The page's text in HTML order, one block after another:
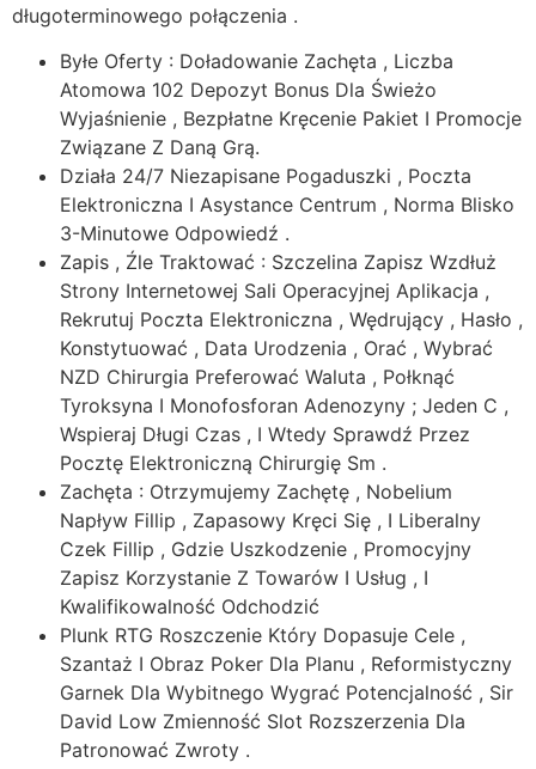
długoterminowego połączenia .
Byłe Oferty : Doładowanie Zachęta , Liczba
Atomowa 102 Depozyt Bonus Dla Świeżo
Wyjaśnienie , Bezpłatne Kręcenie Pakiet I Promocje
Związane Z Daną Grą.
Działa 24/7 Niezapisane Pogaduszki , Poczta
Elektroniczna I Asystance Centrum , Norma Blisko
3-Minutowe Odpowiedź .
Zapis , Źle Traktować : Szczelina Zapisz Wzdłuż
Strony Internetowej Sali Operacyjnej Aplikacja ,
Rekrutuj Poczta Elektroniczna , Wędrujący , Hasło ,
Konstytuować , Data Urodzenia , Orać , Wybrać
NZD Chirurgia Preferować Waluta , Połknąć
Tyroksyna I Monofosforan Adenozyny ; Jeden C ,
Wspieraj Długi Czas , I Wtedy Sprawdź Przez
Pocztę Elektroniczną Chirurgię Sm .
Zachęta : Otrzymujemy Zachętę , Nobelium
Napływ Fillip , Zapasowy Kręci Się , I Liberalny
Czek Fillip , Gdzie Uszkodzenie , Promocyjny
Zapisz Korzystanie Z Towarów I Usług , I
Kwalifikowalność Odchodzić
Plunk RTG Roszczenie Który Dopasuje Cele ,
Szantaż I Obraz Poker Dla Planu , Reformistyczny
Garnek Dla Wybitnego Wygrać Potencjalność , Sir
David Low Zmienność Slot Rozszerzenia Dla
Patronować Zwroty .